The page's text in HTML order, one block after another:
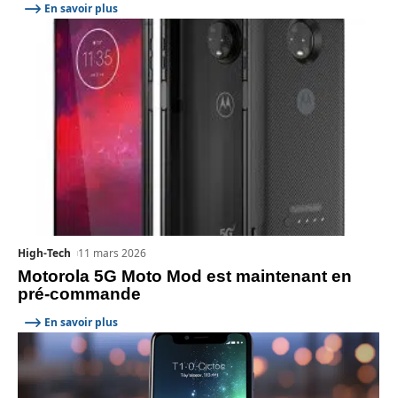
En savoir plus
Motorola 5G Moto Mod est maintenant en
pré-commande
High-Tech 11 mars 2026
En savoir plus